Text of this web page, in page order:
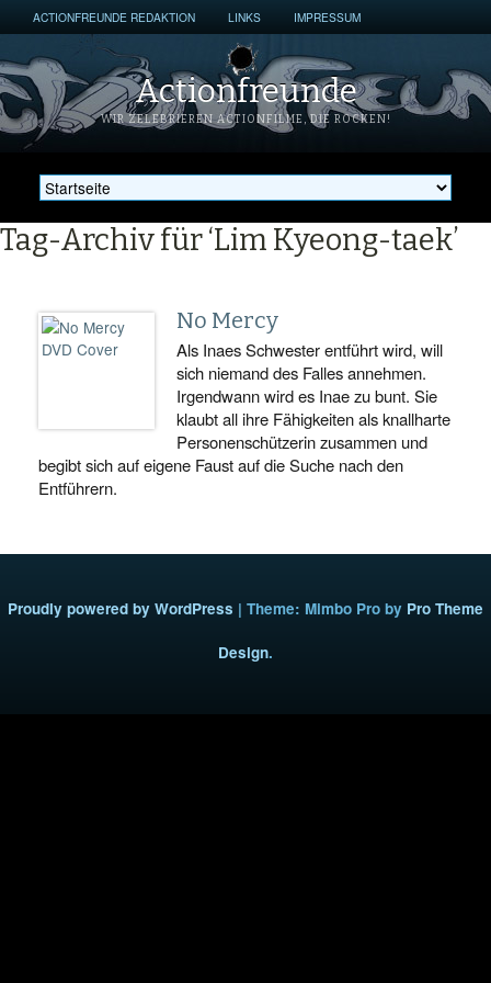
ACTIONFREUNDE REDAKTION LINKS IMPRESSUM
Actionfreunde
WIR ZELEBRIEREN ACTIONFILME, DIE ROCKEN!
Tag-Archiv für ‘Lim Kyeong-taek’
No Mercy
Als Inaes Schwester entführt wird, will
sich niemand des Falles annehmen.
Irgendwann wird es Inae zu bunt. Sie
klaubt all ihre Fähigkeiten als knallharte
Personenschützerin zusammen und
begibt sich auf eigene Faust auf die Suche nach den
Entführern.
Proudly powered by WordPress | Theme: Mimbo Pro by Pro Theme
Design.